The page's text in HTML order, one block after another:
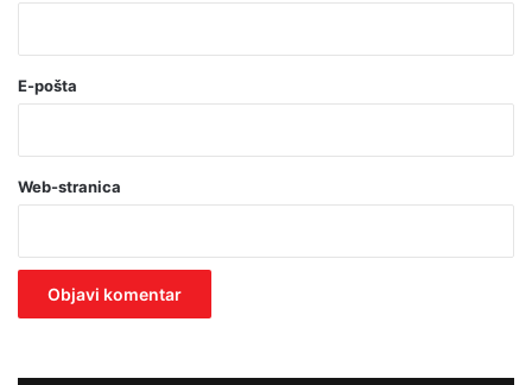
o
a
v
z
E-pošta
Web-stranica